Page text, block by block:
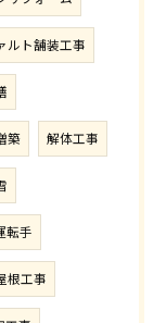
ルト舗装工事
築 解体工事
転手
根工事